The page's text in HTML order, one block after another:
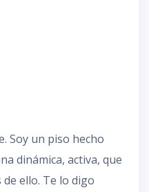
Soy un piso hecho
dinámica, activa, que
ello. Te lo digo